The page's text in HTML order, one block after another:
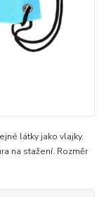
látky jako vlajky.
na stažení. Rozměr